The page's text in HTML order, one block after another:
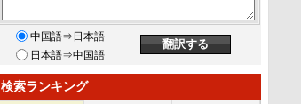
中国語⇒日本語
日本語⇒中国語
検索ランキング